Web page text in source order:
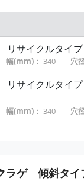
Ｐディスク ミ
120 外径(mm)：75
Ｐディスク ミ
180 外径(mm)： 75
Ｐディスク ミ
リサイクルタイ
幅(mm)： 340 穴
リサイクルタイ
幅(mm)： 340 穴
ラゲ 傾斜タイ